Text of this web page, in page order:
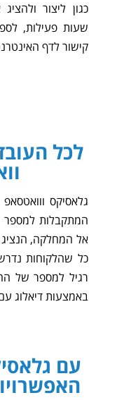
כגון ליצור
שעות פעילות,
קישור לדף
לכל
גלאסיקס
המתקבלות למספר
אל המחלקה,
כל שהלקוחות
באמצעות דיאלוג
עם